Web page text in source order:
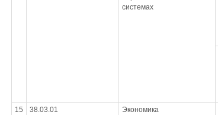
системах
15 38.03.01 Экономика